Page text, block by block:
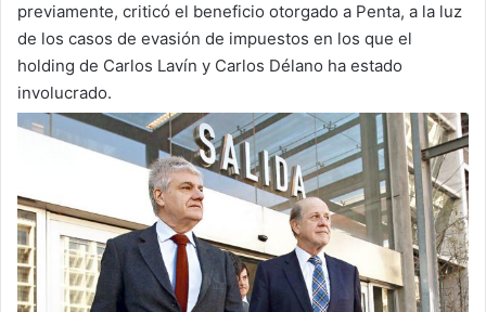
previamente, criticó el beneficio otorgado a Penta, a la luz
de los casos de evasión de impuestos en los que el
holding de Carlos Lavín y Carlos Délano ha estado
involucrado.